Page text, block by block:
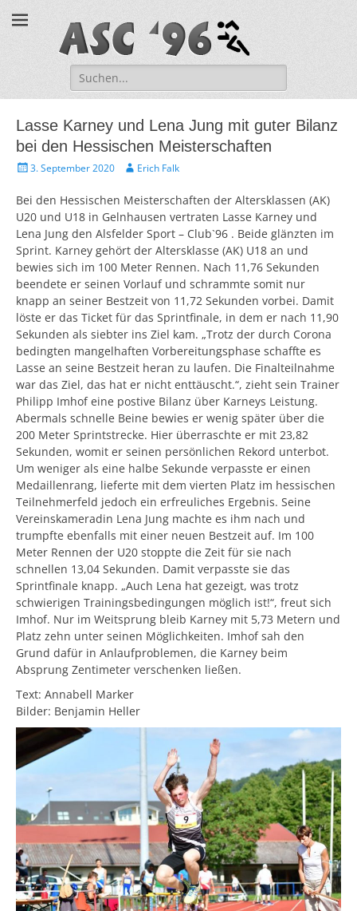
ASC '96 e.V.
Suche
nach:
Lasse Karney und Lena Jung mit guter Bilanz
bei den Hessischen Meisterschaften
V
r
ö
f
f
e
n
t
l
i
c
h
t
a
m
3. September 2020
A
t
o
r
Erich Falk
Bei den Hessischen Meisterschaften der Altersklassen (AK)
U20 und U18 in Gelnhausen vertraten Lasse Karney und
Lena Jung den Alsfelder Sport – Club`96 . Beide glänzten im
Sprint. Karney gehört der Altersklasse (AK) U18 an und
bewies sich im 100 Meter Rennen. Nach 11,76 Sekunden
beendete er seinen Vorlauf und schrammte somit nur
knapp an seiner Bestzeit von 11,72 Sekunden vorbei. Damit
löste er das Ticket für das Sprintfinale, in dem er nach 11,90
Sekunden als siebter ins Ziel kam. „Trotz der durch Corona
bedingten mangelhaften Vorbereitungsphase schaffte es
Lasse an seine Bestzeit heran zu laufen. Die Finalteilnahme
war das Ziel, das hat er nicht enttäuscht.“, zieht sein Trainer
Philipp Imhof eine postive Bilanz über Karneys Leistung.
Abermals schnelle Beine bewies er wenig später über die
200 Meter Sprintstrecke. Hier überraschte er mit 23,82
Sekunden, womit er seinen persönlichen Rekord unterbot.
Um weniger als eine halbe Sekunde verpasste er einen
Medaillenrang, lieferte mit dem vierten Platz im hessischen
Teilnehmerfeld jedoch ein erfreuliches Ergebnis. Seine
Vereinskameradin Lena Jung machte es ihm nach und
trumpfte ebenfalls mit einer neuen Bestzeit auf. Im 100
Meter Rennen der U20 stoppte die Zeit für sie nach
schnellen 13,04 Sekunden. Damit verpasste sie das
Sprintfinale knapp. „Auch Lena hat gezeigt, was trotz
schwierigen Trainingsbedingungen möglich ist!“, freut sich
Imhof. Nur im Weitsprung bleib Karney mit 5,73 Metern und
Platz zehn unter seinen Möglichkeiten. Imhof sah den
Grund dafür in Anlaufproblemen, die Karney beim
Absprung Zentimeter verschenken ließen.
Text: Annabell Marker
Bilder: Benjamin Heller